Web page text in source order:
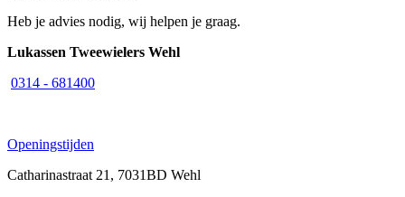
Heb je advies nodig, wij helpen je graag.
Lukassen Tweewielers Wehl
0314 - 681400
Openingstijden
Catharinastraat 21, 7031BD Wehl